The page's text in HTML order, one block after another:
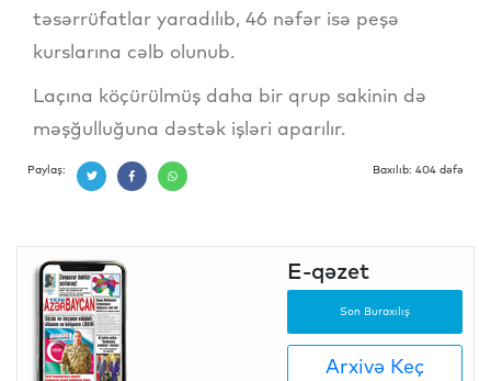
təsərrüfatlar yaradılıb, 46 nəfər isə peşə
kurslarına cəlb olunub.
Laçına köçürülmüş daha bir qrup sakinin də
məşğulluğuna dəstək işləri aparılır.
Paylaş: Baxılıb: 404 dəfə
E-qəzet
Son Buraxılış
Arxivə Keç